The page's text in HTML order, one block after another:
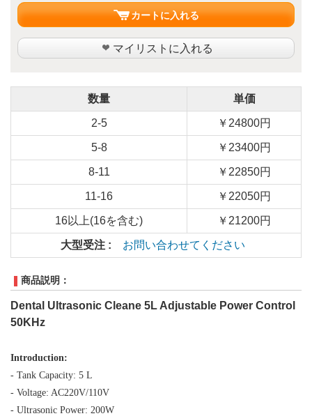
カートに入れる
マイリストに入れる
数量 単価
2-5 ￥24800円
5-8 ￥23400円
8-11 ￥22850円
11-16 ￥22050円
16以上(16を含む) ￥21200円
大型受注 : お問い合わせてください
商品説明：
Dental Ultrasonic Cleane 5L Adjustable Power Control
50KHz
Introduction:
- Tank Capacity: 5 L
- Voltage: AC220V/110V
- Ultrasonic Power: 200W